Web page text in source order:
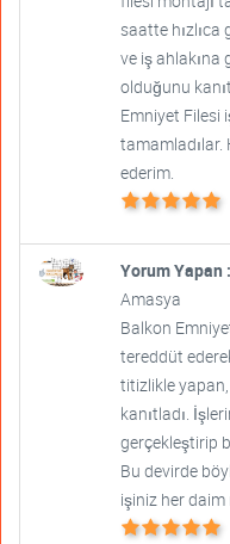
saatte hızlıca
ve iş ahlakına
olduğunu
Emniyet Filesi
tamamladılar.
ederim.
Yorum Yapan :
Amasya
Balkon
tereddüt
titizlikle
kanıtladı.
gerçekleştirip
Bu devirde
işiniz her